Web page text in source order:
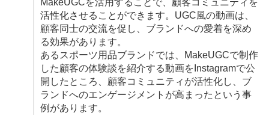
活性化させることができます。UGC風の動画は、
顧客同士の交流を促し、ブランドへの愛着を深め
る効果があります。
あるスポーツ用品ブランドでは、MakeUGCで制作
した顧客の体験談を紹介する動画をInstagramで公
開したところ、顧客コミュニティが活性化し、ブ
ランドへのエンゲージメントが高まったという事
例があります。